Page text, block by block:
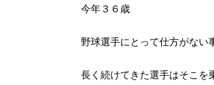
今年３６歳
野球選手にとって仕方がない
長く続けてきた選手はそこを